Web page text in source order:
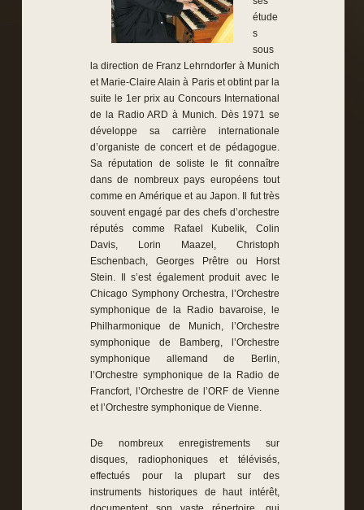
étude
s
sous
la direction de Franz Lehrndorfer à Munich
et Marie-Claire Alain à Paris et obtint par la
suite le 1er prix au Concours International
de la Radio ARD à Munich. Dès 1971 se
développe sa carrière internationale
d’organiste de concert et de pédagogue.
Sa réputation de soliste le fit connaître
dans de nombreux pays européens tout
comme en Amérique et au Japon. Il fut très
souvent engagé par des chefs d’orchestre
réputés comme Rafael Kubelik, Colin
Davis, Lorin Maazel, Christoph
Eschenbach, Georges Prêtre ou Horst
Stein. Il s’est également produit avec le
Chicago Symphony Orchestra, l’Orchestre
symphonique de la Radio bavaroise, le
Philharmonique de Munich, l’Orchestre
symphonique de Bamberg, l’Orchestre
symphonique allemand de Berlin,
l’Orchestre symphonique de la Radio de
Francfort, l’Orchestre de l’ORF de Vienne
et l’Orchestre symphonique de Vienne.
De nombreux enregistrements sur
disques, radiophoniques et télévisés,
effectués pour la plupart sur des
instruments historiques de haut intérêt,